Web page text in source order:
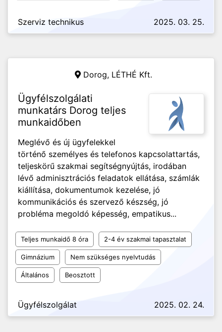
Szerviz technikus 2025. 03. 25.
Dorog, LÉTHÉ Kft.
Ügyfélszolgálati
munkatárs Dorog teljes
munkaidőben
Meglévő és új ügyfelekkel
történő személyes és telefonos kapcsolattartás,
teljeskörű szakmai segítségnyújtás, irodában
lévő adminisztrációs feladatok ellátása, számlák
kiállítása, dokumentumok kezelése, jó
kommunikációs és szervező készség, jó
probléma megoldó képesség, empatikus...
Teljes munkaidő 8 óra 2-4 év szakmai tapasztalat
Gimnázium Nem szükséges nyelvtudás
Általános Beosztott
Ügyfélszolgálat 2025. 02. 24.